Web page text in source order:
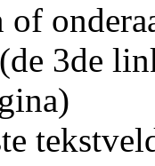
3de